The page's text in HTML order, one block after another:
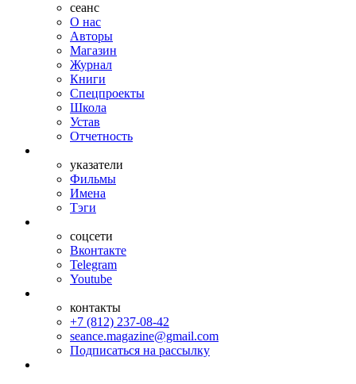
сеанс
О нас
Авторы
Магазин
Журнал
Книги
Спецпроекты
Школа
Устав
Отчетность
указатели
Фильмы
Имена
Тэги
соцсети
Вконтакте
Telegram
Youtube
контакты
+7 (812) 237-08-42
seance.magazine@gmail.com
Подписаться на рассылку